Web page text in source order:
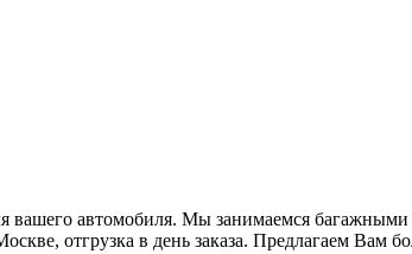
вашего автомобиля. Мы занимаемся
отгрузка в день заказа. Предлагаем Вам